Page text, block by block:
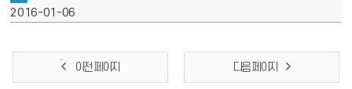
2016-01-06
이전 페이지 다음 페이지